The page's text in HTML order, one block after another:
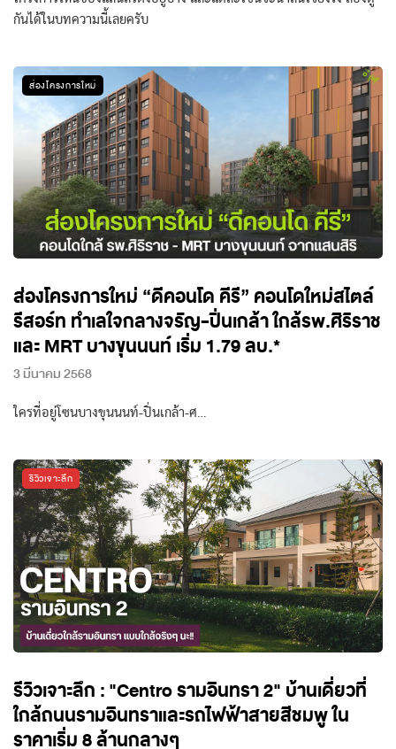
กันได้ในบทความนี้เลยครับ
ส่องโครงการใหม่
ส่องโครงการใหม่ “ดีคอนโด คีรี” คอนโดใหม่สไตล์
รีสอร์ท ทำเลใจกลางจรัญ-ปิ่นเกล้า ใกล้รพ.ศิริราช
และ MRT บางขุนนนท์ เริ่ม 1.79 ลบ.*
3 มีนาคม 2568
ใครที่อยู่โซนบางขุนนนท์-ปิ่นเกล้า-ศ…
รีวิวเจาะลึก
รีวิวเจาะลึก : "Centro รามอินทรา 2" บ้านเดี่ยวที่
ใกล้ถนนรามอินทราและรถไฟฟ้าสายสีชมพู ใน
ราคาเริ่ม 8 ล้านกลางๆ